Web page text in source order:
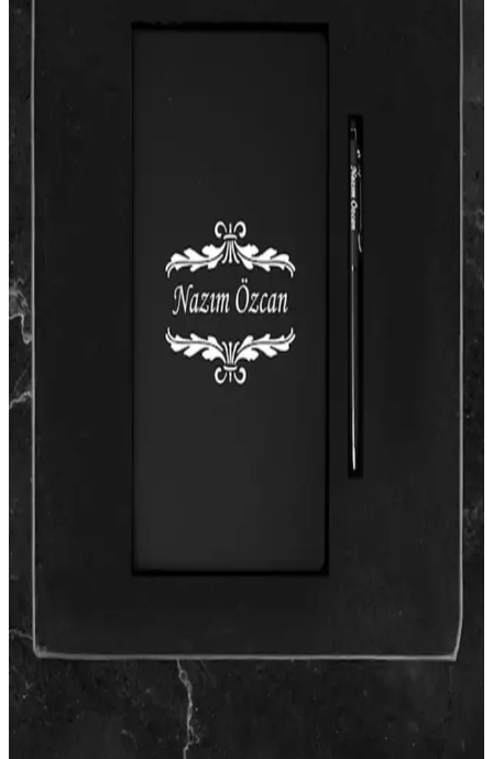
Tasarım Kupa ile Hediye Alternatifi
Genel Markalar Flex Neon A4 Defter: Çok Yönlü ve
Flex Neon A4 defter, renkli tasarımı, farklı sayfa tipleri ve dayanıklı
yapısıyla okul ve ofis kullanımına uygun, çok yönlü bir yazı
gerecidir. Kullanıcı memnuniyeti yüksek, estetik ve fonksiyonel
özellikler sunar.
AKILLICA 2'li Çizgili Defter Seti: Şık ve Kullanışlı
Günlük Notlar ve Yaratıcı Çalışmalar İçin
AKILLICA'nın çiftli çizgili defter seti, şık tasarımı ve
taşınabilirliğiyle günlük notlar ve projeler için ideal, dayanıklı kapak
ve spiral yapısıyla kullanımı kolay, çeşitli renk seçenekleri sunar.
Gıpta Pastoral Spiral Plastik Kapak Defter A4 72
Gıpta Pastoral Spiral Plastik Kapak Defter, A4 boyutunda, 72 kareli
yaprak ve dayanıklı plastik kapak ile uzun ömürlü kullanım sağlar.
Renkli tasarımı ve spiral yapısı ile not almak ve çizim yapmak
El Yapımı Defter Ciltleme Teknikleri ve
Kişiselleştirme Yöntemleriyle Özel Hediyeler
El yapımı defter ciltleme, malzeme seçimi, dikiş teknikleri ve
kişiselleştirme ile özel hediyeler oluşturmayı sağlar. Ekonomik ve
çevreci yöntemlerle başlayan bu hobi, yaratıcılığı destekler.